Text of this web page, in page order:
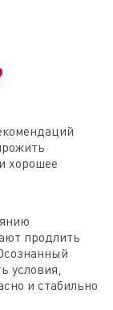
хорошее
продлить
условия,
и стабильно